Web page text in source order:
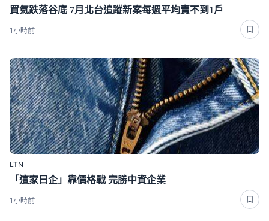
買氣跌落谷底 7月北台追蹤新案每週平均賣不到1戶
1小時前
LTN
「這家日企」靠價格戰 完勝中資企業
1小時前